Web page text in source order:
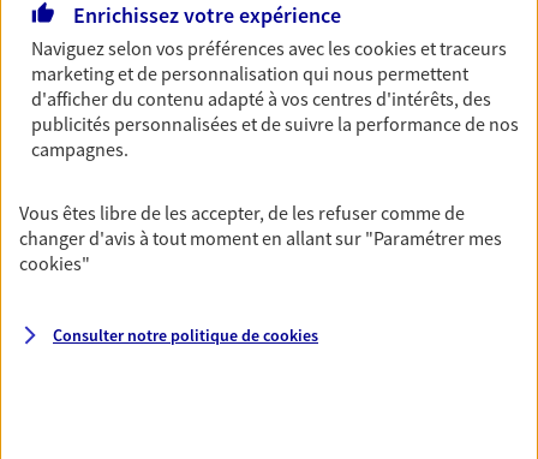
Préparez sereinement ce nouveau chapitre de
votre vie avec les conseils d'un expert. Découvrez
notre solution PER (Plan Epargne Retraite)
spécialement conçue pour la retraite.
Découvrir l'offre Retraite
Prévoyance
Pour un avenir serein, assurez-vous avec notre
garanties incapacité temporaire totale de travail,
Enrichissez votre expérience
Naviguez selon vos préférences avec lescookies et traceurs
marketing et de personnalisation qui nous permettent
d'afficher du contenu adapté à vos centres d'intérêts, des
publicités personnalisées et de suivre la performance de nos
campagnes.
Vous êtes libre de les accepter, de les refuser comme de
changer d'avis à tout moment en allant sur "Paramétrer mes
cookies"
Consulter notre politique decookies